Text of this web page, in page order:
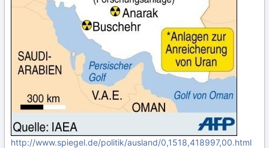
http://www.spiegel.de/politik/ausland/0,1518,418997,00.html